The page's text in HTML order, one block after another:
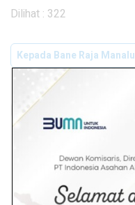
Dilihat : 322
Kepada Bane Raja Manalu
Redaksi